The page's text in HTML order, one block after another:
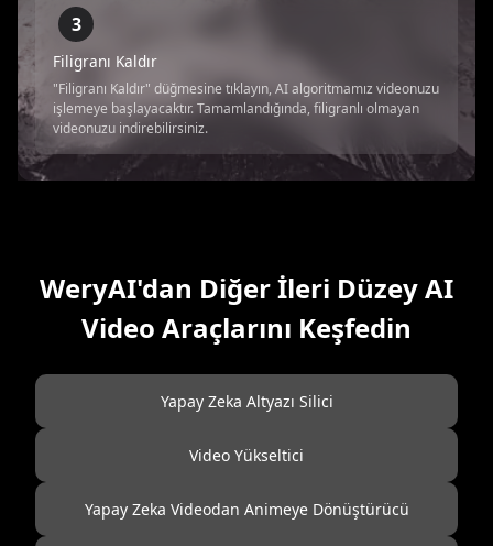
3
Filigranı Kaldır
"Filigranı Kaldır" düğmesine tıklayın, AI algoritmamız videonuzu
işlemeye başlayacaktır. Tamamlandığında, filigranlı olmayan
videonuzu indirebilirsiniz.
WeryAI'dan Diğer İleri Düzey AI
Video Araçlarını Keşfedin
Yapay Zeka Altyazı Silici
Video Yükseltici
Yapay Zeka Videodan Animeye Dönüştürücü